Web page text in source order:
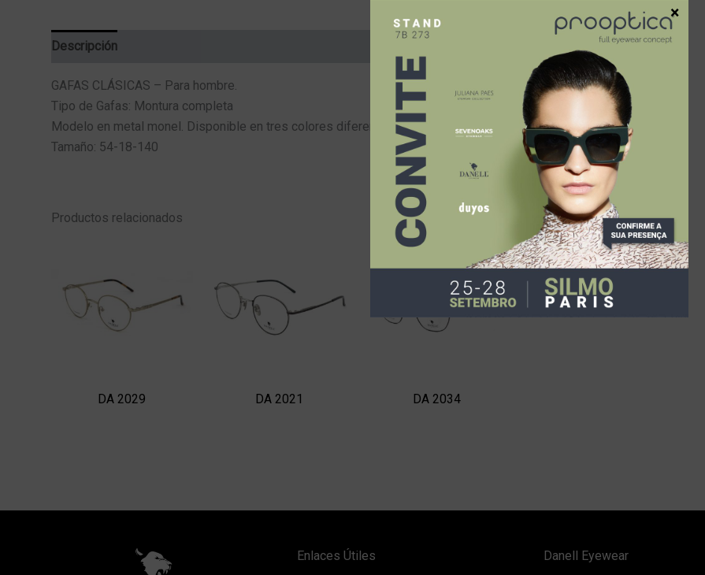
Descripción
GAFAS CLÁSICAS – Para hombre.
Tipo de Gafas: Montura completa
Modelo en metal monel. Disponible en tres colores diferentes.
Tamaño: 54-18-140
Productos relacionados
DA 2029 DA 2021 DA 2034
Enlaces Útiles Danell Eyewear
×